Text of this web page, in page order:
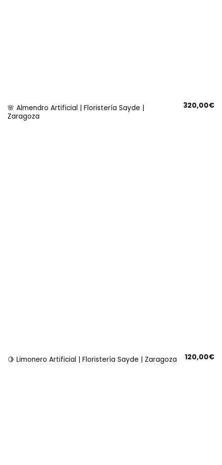
🌸 Almendro Artificial | Floristería Sayde |
Zaragoza
320,00€
🍋 Limonero Artificial | Floristería Sayde | Zaragoza 120,00€